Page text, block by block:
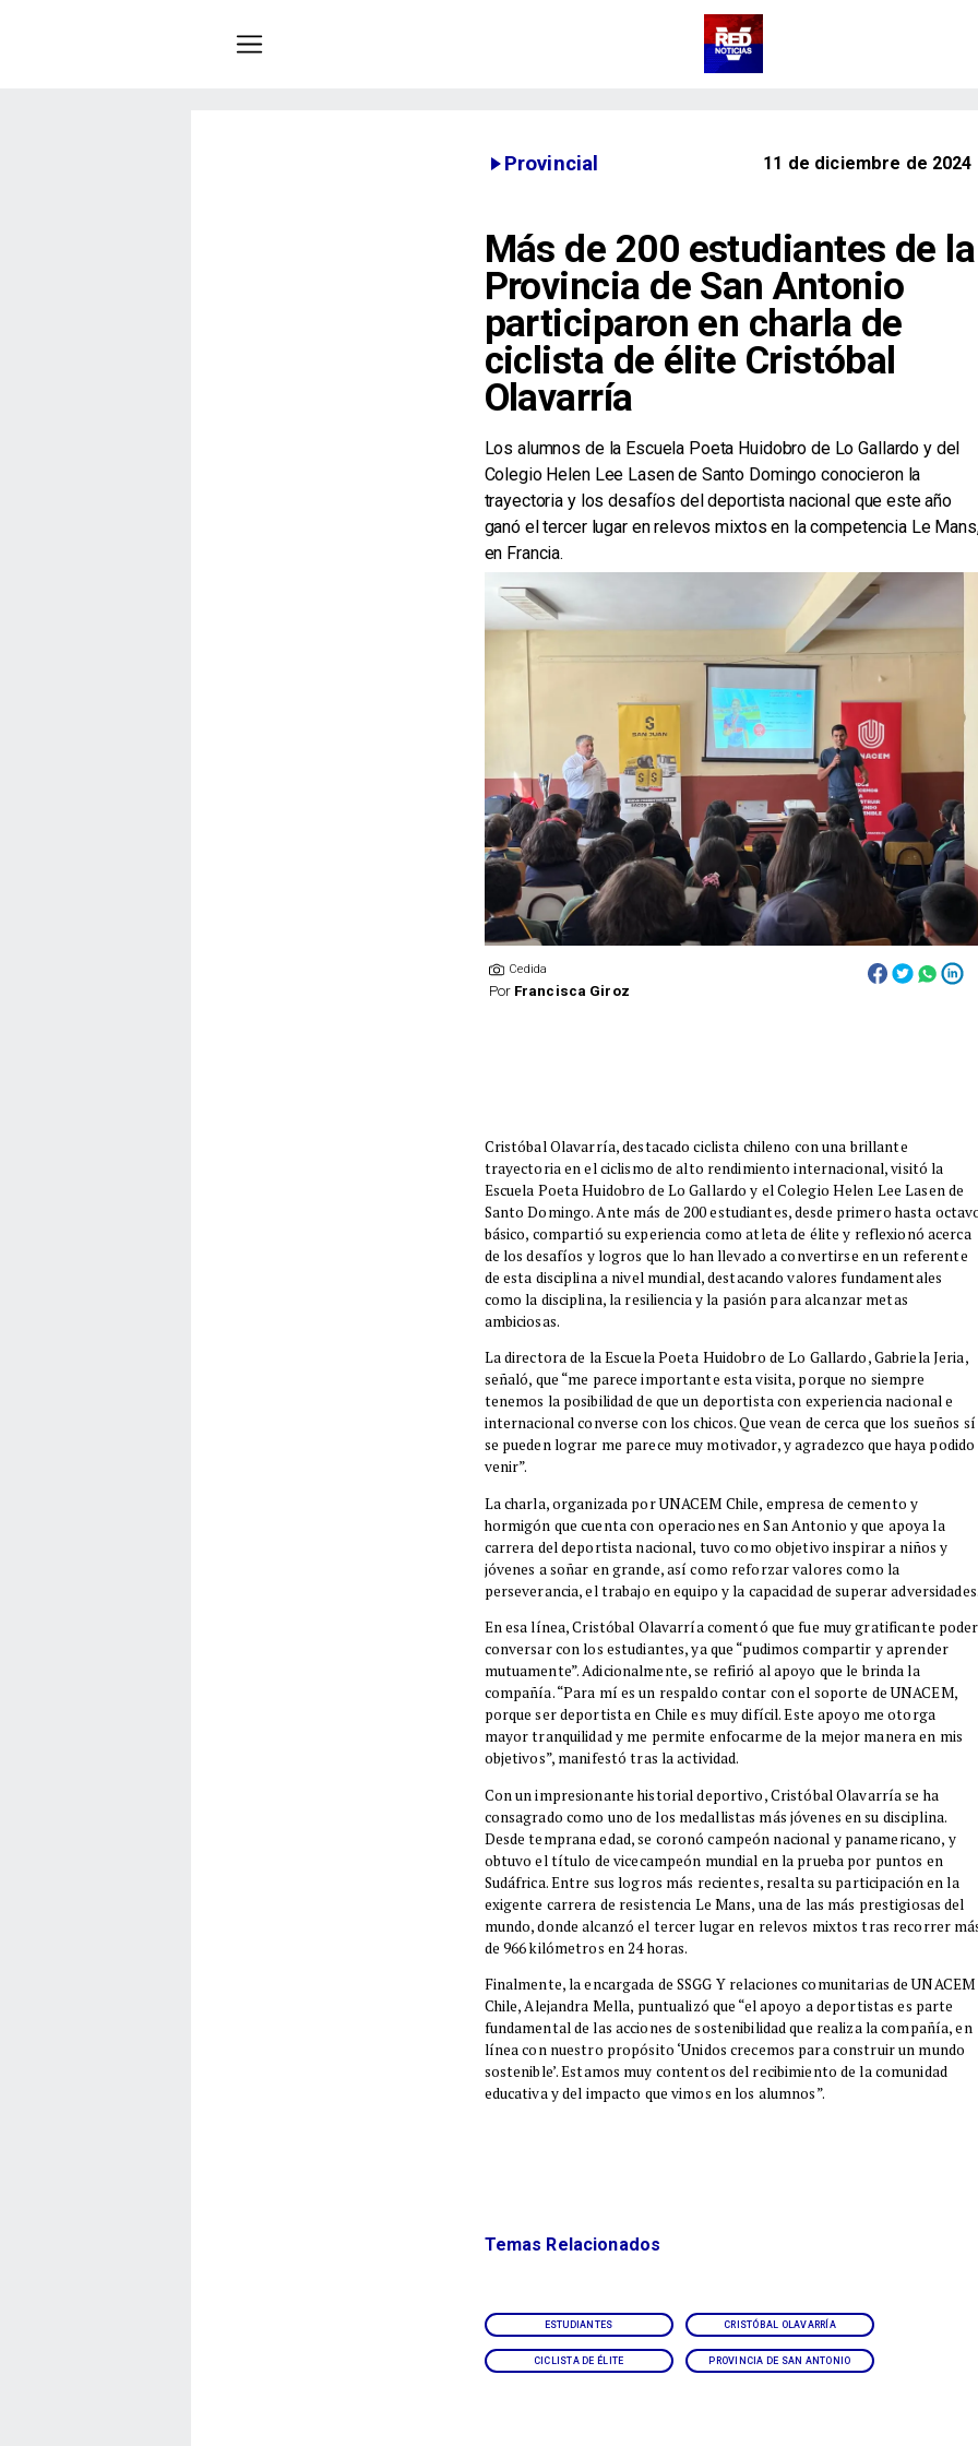
Provincial 11 de diciembre de 2024
Más de 200 estudiantes de la
Provincia de San Antonio
participaron en charla de
ciclista de élite Cristóbal
Olavarría
​Los alumnos de la Escuela Poeta Huidobro de Lo Gallardo y del
Colegio Helen Lee Lasen de Santo Domingo conocieron la
trayectoria y los desafíos del deportista nacional que este año
ganó el tercer lugar en relevos mixtos en la competencia Le
en Francia.
Cedida
Por Francisca Giroz
​Cristóbal Olavarría, destacado ciclista chileno con una brillante
trayectoria en el ciclismo de alto rendimiento internacional, visitó la
Escuela Poeta Huidobro de Lo Gallardo y el Colegio Helen Lee Lasen de
Santo Domingo. Ante más de 200 estudiantes, desde primero hasta
básico, compartió su experiencia como atleta de élite y reflexionó acerca
de los desafíos y logros que lo han llevado a convertirse en un referente
de esta disciplina a nivel mundial, destacando valores fundamentales
como la disciplina, la resiliencia y la pasión para alcanzar metas
ambiciosas.
​La directora de la Escuela Poeta Huidobro de Lo Gallardo, Gabriela Jeria,
señaló, que “me parece importante esta visita, porque no siempre
tenemos la posibilidad de que un deportista con experiencia nacional e
internacional converse con los chicos. Que vean de cerca que los sueños sí
se pueden lograr me parece muy motivador, y agradezco que haya podido
venir”.
​La charla, organizada por UNACEM Chile, empresa de cemento y
hormigón que cuenta con operaciones en San Antonio y que apoya la
carrera del deportista nacional, tuvo como objetivo inspirar a niños y
jóvenes a soñar en grande, así como reforzar valores como la
perseverancia, el trabajo en equipo y la capacidad de superar
​En esa línea, Cristóbal Olavarría comentó que fue muy gratificante poder
conversar con los estudiantes, ya que “pudimos compartir y aprender
mutuamente”. Adicionalmente, se refirió al apoyo que le brinda la
compañía. “Para mí es un respaldo contar con el soporte de UNACEM,
porque ser deportista en Chile es muy difícil. Este apoyo me otorga
mayor tranquilidad y me permite enfocarme de la mejor manera en mis
objetivos”, manifestó tras la actividad.
​Con un impresionante historial deportivo, Cristóbal Olavarría se ha
consagrado como uno de los medallistas más jóvenes en su disciplina.
Desde temprana edad, se coronó campeón nacional y panamericano, y
obtuvo el título de vicecampeón mundial en la prueba por puntos en
Sudáfrica. Entre sus logros más recientes, resalta su participación en la
exigente carrera de resistencia Le Mans, una de las más prestigiosas del
mundo, donde alcanzó el tercer lugar en relevos mixtos tras recorrer
de 966 kilómetros en 24 horas.
​Finalmente, la encargada de SSGG Y relaciones comunitarias de UNACEM
Chile, Alejandra Mella, puntualizó que “el apoyo a deportistas es parte
fundamental de las acciones de sostenibilidad que realiza la compañía, en
línea con nuestro propósito ‘Unidos crecemos para construir un mundo
sostenible’. Estamos muy contentos del recibimiento de la comunidad
educativa y del impacto que vimos en los alumnos”.
ESTUDIANTES CRISTÓBAL OLAVARRÍA
CICLISTA DE ÉLITE PROVINCIA DE SAN ANTONIO
Temas Relacionados